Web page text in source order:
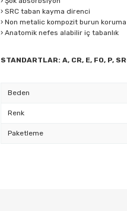
› SRC taban kayma direnci
› Non metalic kompozit burun
› Anatomik nefes alabilir iç tabanlık
STANDARTLAR: A, CR, E, FO, P,
Beden
Renk
Paketleme